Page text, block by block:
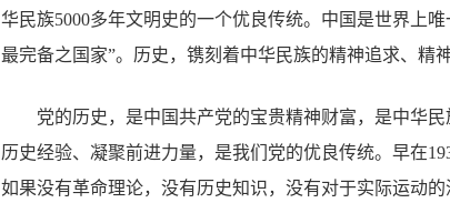
华民族5000多年文明史的一个优良传统。中国是世界上
最完备之国家”。历史，镌刻着中华民族的精神追求、精
党的历史，是中国共产党的宝贵精神财富，是中华
历史经验、凝聚前进力量，是我们党的优良传统。早在
如果没有革命理论，没有历史知识，没有对于实际运动